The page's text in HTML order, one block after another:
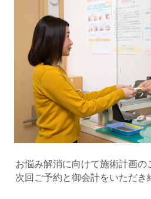
お悩み解消に向けて施術計画の
次回ご予約と御会計をいただき